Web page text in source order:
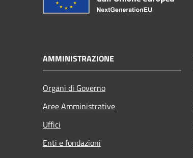
AMMINISTRAZIONE
Organi di Governo
Aree Amministrative
Uffici
Enti e fondazioni